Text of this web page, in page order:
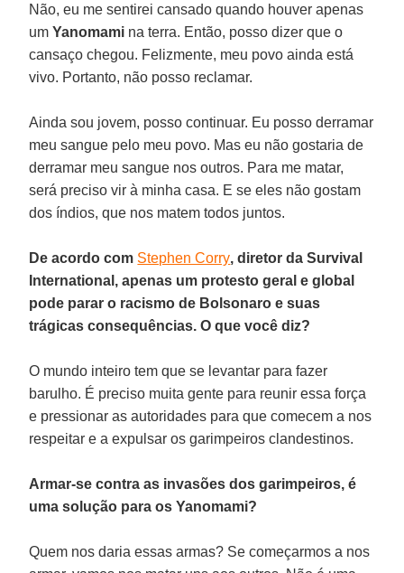
Não, eu me sentirei cansado quando houver apenas
umYanomami na terra. Então, posso dizer que o
cansaço chegou. Felizmente, meu povo ainda está
vivo. Portanto, não posso reclamar.
Ainda sou jovem, posso continuar. Eu posso derramar
meu sangue pelo meu povo. Mas eu não gostaria de
derramar meu sangue nos outros. Para me matar,
será preciso vir à minha casa. E se eles não gostam
dos índios, que nos matem todos juntos.
De acordo com Stephen Corry, diretor da Survival
International, apenas um protesto geral e global
pode parar o racismo de Bolsonaro e suas
trágicas consequências. O que você diz?
O mundo inteiro tem que se levantar para fazer
barulho. É preciso muita gente para reunir essa força
e pressionar as autoridades para que comecem a nos
respeitar e a expulsar os garimpeiros clandestinos.
Armar-se contra as invasões dos garimpeiros, é
uma solução para os Yanomami?
Quem nos daria essas armas? Se começarmos a nos